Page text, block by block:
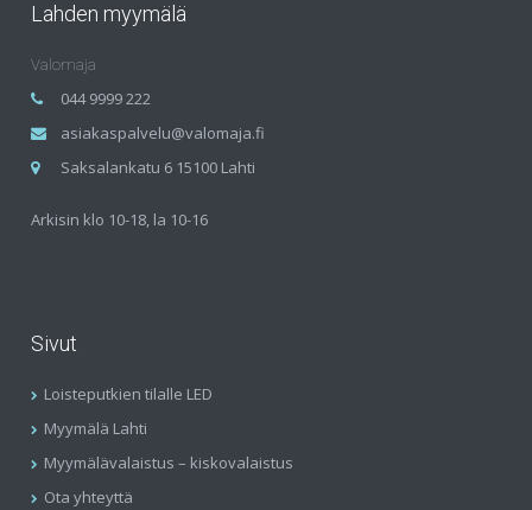
Lahden myymälä
Valomaja
044 9999 222
asiakaspalvelu@valomaja.fi
Saksalankatu 6 15100 Lahti
Arkisin klo 10-18, la 10-16
Sivut
Loisteputkien tilalle LED
Myymälä Lahti
Myymälävalaistus – kiskovalaistus
Ota yhteyttä